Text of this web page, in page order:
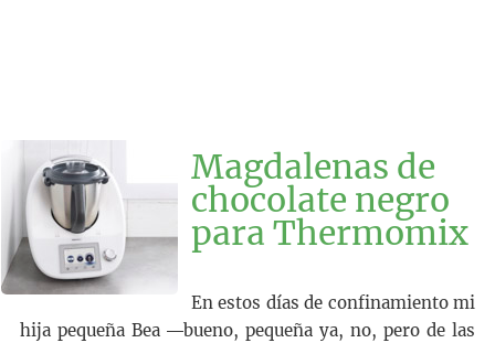
Magdalenas de
chocolate negro
para Thermomix
En estos días de confinamiento mi
hija pequeña Bea ―bueno, pequeña ya, no, pero de las